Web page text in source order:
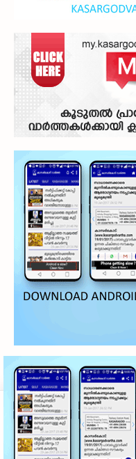
©2026‧My Kasaragod